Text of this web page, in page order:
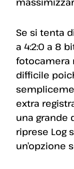
Se si tenta
a 4:2:0 a 8
fotocamera
difficile
extra
una grande
riprese Log
un’opzione